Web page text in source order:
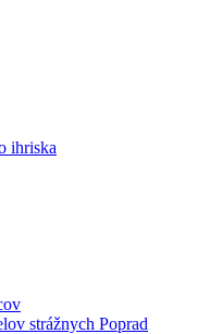
ihriska
strážnych Poprad